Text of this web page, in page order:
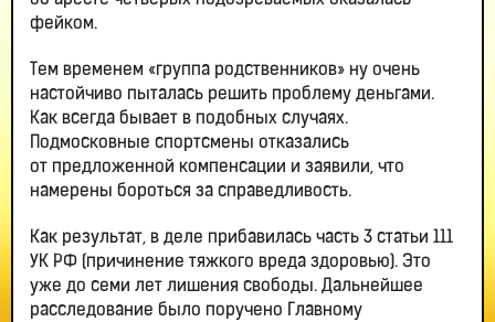
фейком.
Тем временем «группа родственников» ну очень
настойчиво пыталась решить проблему деньгами.
Как всегда бывает в подобных случаях.
Подмосковные спортсмены отказались
от предложенной компенсации и заявили, что
намерены бороться за справедливость.
Как результат, в деле прибавилась часть 3 статьи 111
УК РФ (причинение тяжкого вреда здоровью). Это
уже до семи лет лишения свободы. Дальнейшее
расследование было поручено Главному